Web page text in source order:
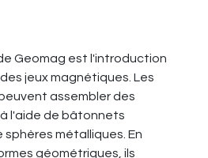
Geomag est l'introduction
jeux magnétiques. Les
assembler des
l'aide de bâtonnets
métalliques. En
géométriques, ils